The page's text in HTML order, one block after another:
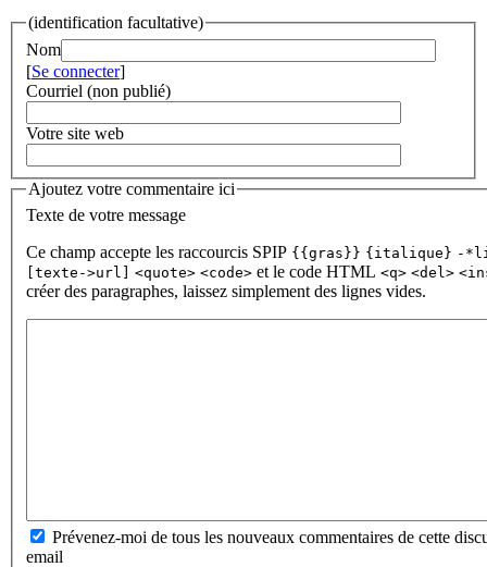
(identification facultative)
Nom
[Se connecter]
Courriel (non publié)
Votre site web
Ajoutez votre commentaire ici
Texte de votre message
Ce champ accepte les raccourcis SPIP {{gras}} {italique} -
[texte->url] <quote> <code> et le code HTML <q> <del>
créer des paragraphes, laissez simplement des lignes vides.
Prévenez-moi de tous les nouveaux commentaires de cette
email